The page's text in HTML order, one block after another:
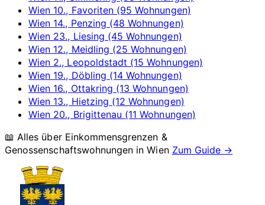
Wien 10., Favoriten (95 Wohnungen)
Wien 14., Penzing (48 Wohnungen)
Wien 23., Liesing (45 Wohnungen)
Wien 12., Meidling (25 Wohnungen)
Wien 2., Leopoldstadt (15 Wohnungen)
Wien 19., Döbling (14 Wohnungen)
Wien 16., Ottakring (13 Wohnungen)
Wien 13., Hietzing (12 Wohnungen)
Wien 20., Brigittenau (11 Wohnungen)
📖 Alles über Einkommensgrenzen &
Genossenschaftswohnungen inWien Zum Guide →